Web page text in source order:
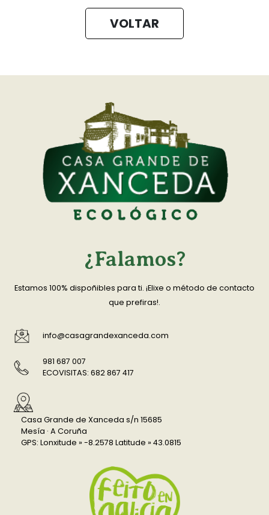
VOLTAR
¿Falamos?
Estamos 100% dispoñibles para ti. ¡Elixe o método de contacto
que prefiras!.
info@casagrandexanceda.com
981 687 007
ECOVISITAS: 682 867 417
Casa Grande de Xanceda s/n 15685
Mesía · A Coruña
GPS: Lonxitude » -8.2578 Latitude » 43.0815